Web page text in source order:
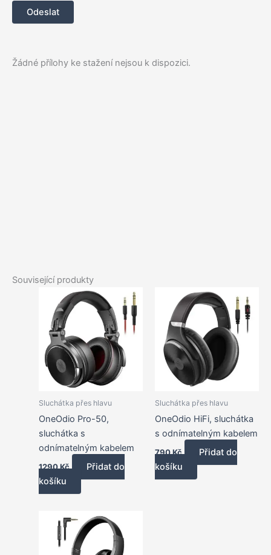
Žádné přílohy ke stažení nejsou k dispozici.
Související produkty
Sluchátka přes hlavu
OneOdio Pro-50,
sluchátka s
odnímatelným kabelem
1290Kč
Přidat do
košíku
Sluchátka přes hlavu
OneOdio HiFi, sluchátka
s odnímatelným kabelem
790Kč
Přidat do
košíku